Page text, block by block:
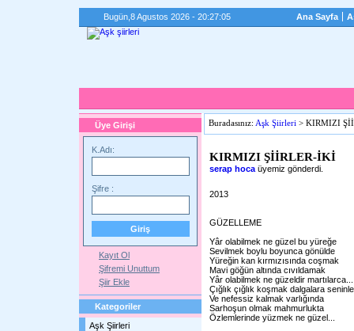
Bugün, 8 Agustos 2026 - 20:27:05 Ana Sayfa
Üye Girişi
K.Adı:
Şifre :
Kayıt Ol
Şifremi Unuttum
Şiir Ekle
Kategoriler
Aşk Şiirleri
Buradasınız: Aşk Şiirleri > KIRMIZI
KIRMIZI ŞİİRLER-İKİ
serap hoca üyemiz gönderdi.
2013
GÜZELLEME
Yâr olabilmek ne güzel bu yüreğe
Sevilmek boylu boyunca gönülde
Yüreğin kan kırmızısında coşmak
Mavi göğün altında cıvıldamak
Yâr olabilmek ne güzeldir martılarca...
Çığlık çığlık koşmak dalgalara seninle
Ve nefessiz kalmak varlığında
Sarhoşun olmak mahmurlukta
Özlemlerinde yüzmek ne güzel...